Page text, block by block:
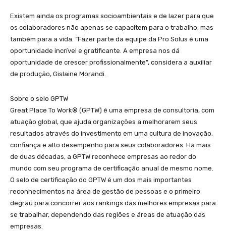
Existem ainda os programas socioambientais e de lazer para que
os colaboradores não apenas se capacitem para o trabalho, mas
também para a vida. “Fazer parte da equipe da Pro Solus é uma
oportunidade incrível e gratificante. A empresa nos dá
oportunidade de crescer profissionalmente”, considera a auxiliar
de produção, Gislaine Morandi.
Sobre o selo GPTW
Great Place To Work®️ (GPTW) é uma empresa de consultoria, com
atuação global, que ajuda organizações a melhorarem seus
resultados através do investimento em uma cultura de inovação,
confiança e alto desempenho para seus colaboradores. Há mais
de duas décadas, a GPTW reconhece empresas ao redor do
mundo com seu programa de certificação anual de mesmo nome.
O selo de certificação do GPTW é um dos mais importantes
reconhecimentos na área de gestão de pessoas e o primeiro
degrau para concorrer aos rankings das melhores empresas para
se trabalhar, dependendo das regiões e áreas de atuação das
empresas.